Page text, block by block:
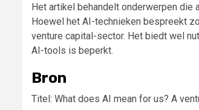
Het artikel behandelt onderwerpen die
Hoewel het AI-technieken bespreekt
venture capital-sector. Het biedt wel
AI-tools is beperkt.
Bron
Titel: What does AI mean for us? A